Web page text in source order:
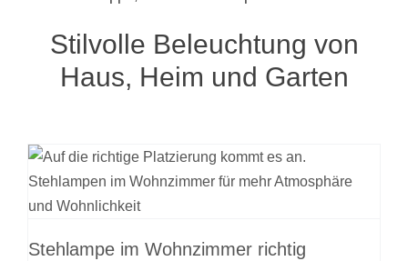
Stilvolle Beleuchtung von
Haus, Heim und Garten
Stehlampe im Wohnzimmer richtig
platzieren – Tipps & Ideen
Stehlampe im Wohnzimmer richtig